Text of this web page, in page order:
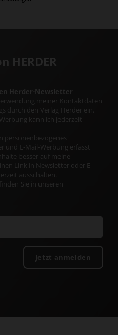
HERDER
Herder-Newsletter
meiner Kontaktdaten
durch den Verlag Herder ein.
kann ich jederzeit
personenbezogenes
und E-Mail-Werbung erfasst
besser auf meine
Link in Newsletter oder E-
ausschalten.
Sie in unseren
Jetzt anmelden